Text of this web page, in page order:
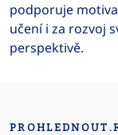
podporuje
učení i za rozvoj
perspektivě.